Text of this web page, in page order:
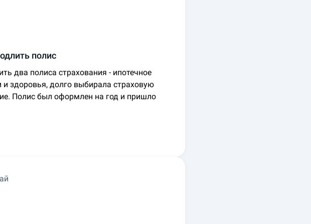
полис
два полиса страхования - ипотечное
здоровья, долго выбирала страховую
Полис был оформлен на год и пришло